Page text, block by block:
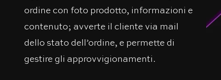
ordine con foto prodotto, informazioni e
contenuto; avverte il cliente via mail
dello stato dell’ordine, e permette di
gestire gli approvvigionamenti.